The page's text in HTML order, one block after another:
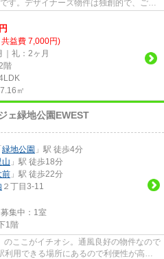
す。デザイナーズ物件は独創的で、ご好
円
益費 7,000円)
｜礼：2ヶ月
階
㎡
ェ緑地公園EWEST
緑地公園 」駅 徒歩4分
山 」駅 徒歩18分
前 」駅 徒歩22分
２丁目3-11
集中： 1室
1階
のここがイチオシ。通風良好の物件なので
用できる場所にあるので利便性が高い